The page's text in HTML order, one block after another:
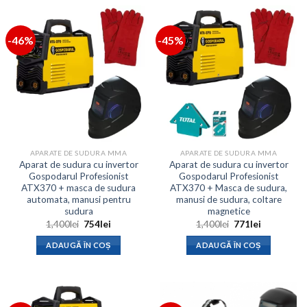
-46%
APARATE DE SUDURA MMA
Aparat de sudura cu invertor
Gospodarul Profesionist
ATX370 + masca de sudura
automata, manusi pentru
sudura
1,400lei Prețul
a
fost:
1,400lei.
754lei
ADAUGĂ ÎN COȘ
-45%
APARATE DE SUDURA MMA
Aparat de sudura cu invertor
Gospodarul Profesionist
ATX370 + Masca de sudura,
manusi de sudura, coltare
magnetice
1,400lei Prețul
a
fost:
1,400lei.
771lei
ADAUGĂ ÎN COȘ